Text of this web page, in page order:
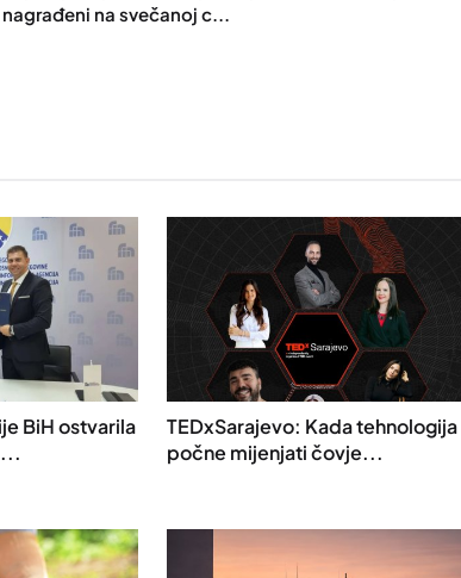
nagrađeni na svečanoj c...
BiH ostvarila
TEDxSarajevo: Kada tehnologija
počne mijenjati čovje...